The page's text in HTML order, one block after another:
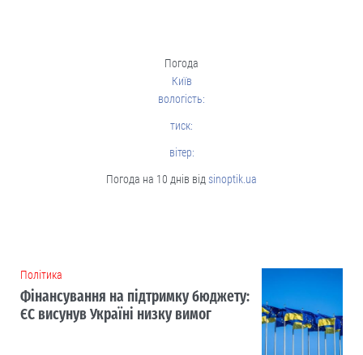
Погода
Київ
вологість:
тиск:
вітер:
Погода на 10 днів від sinoptik.ua
Політика
Фінансування на підтримку бюджету:
ЄС висунув Україні низку вимог